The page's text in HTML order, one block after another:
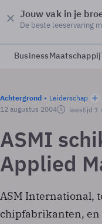
Jouw vak in je
De beste leeservaring
BusinessMaatschappij
Achtergrond Leiderschap
12 augustus 2004
leestijd 1
ASMI
Applied
ASM International,
chipfabrikanten,